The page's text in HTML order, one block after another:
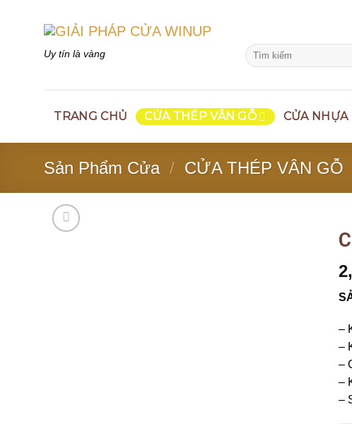
Uy tín là vàng
Search
for:
TRANG CHỦ CỬA THÉP VÂN GỖ CỬA NHỰA
Sản Phẩm Cửa / CỬA THÉP VÂN GỖ
–
–
–
–
–